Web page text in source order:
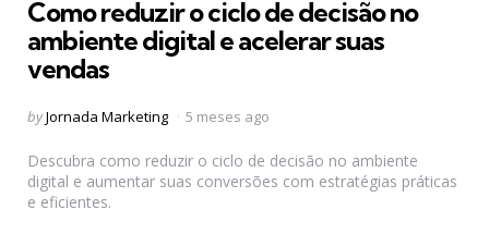
Como reduzir o ciclo de decisão no
ambiente digital e acelerar suas
vendas
Posted
byJornada Marketing 5 meses ago
Descubra como reduzir o ciclo de decisão no ambiente
digital e aumentar suas conversões com estratégias práticas
e eficientes.